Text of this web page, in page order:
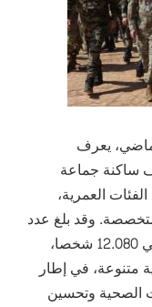
في 20 أبريل الماضي، يعرف
ساكنة جماعة
العمرية،
وقد بلغ عدد
المستفيدين إلى غاية 3 ماي الجاري حوالي 12.080 شخصا،
خدمة طبية متنوعة، في إطار
الصحية وتحسين